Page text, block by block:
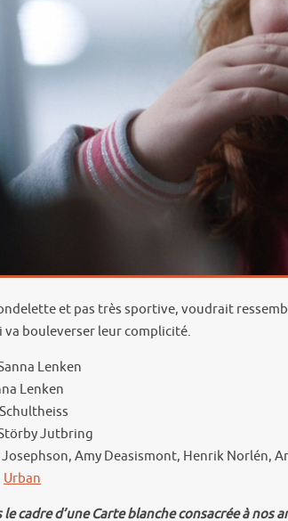
et pas très sportive, voudrait
bouleverser leur complicité.
Lenken
Lenken
Jutbring
Josephson, Amy Deasismont, Henrik Norlén,
Urban
cadre d’une Carte blanche consacrée à nos